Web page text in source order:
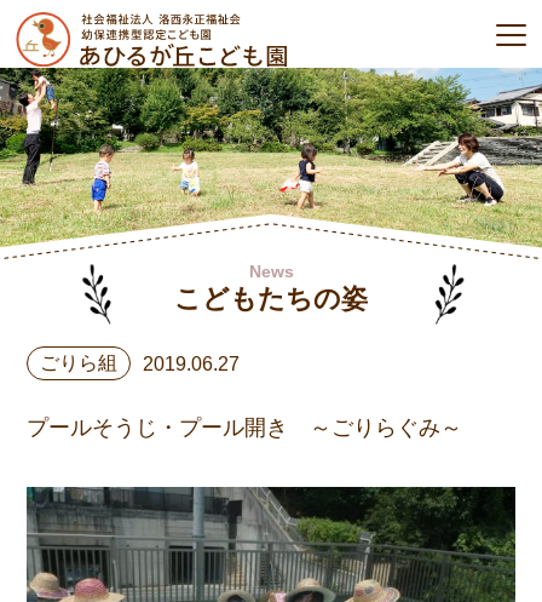
News
こどもたちの姿
ごりら組 2019.06.27
プールそうじ・プール開き ～ごりらぐみ～